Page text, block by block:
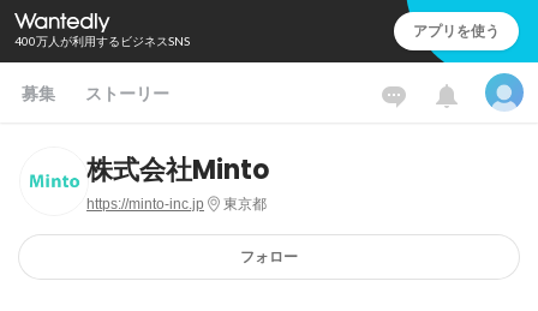
400万人が利用するビジネスSNS アプリを使う
募集 ストーリー
株式会社Minto
https://minto-inc.jp 東京都
フォロー